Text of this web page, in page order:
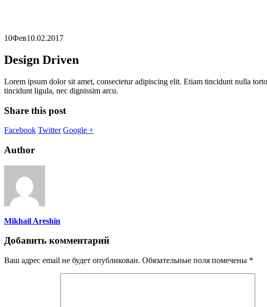
10Фев10.02.2017
Design Driven
Lorem ipsum dolor sit amet, consectetur adipiscing elit. Etiam tincidunt nulla
tincidunt ligula, nec dignissim arcu.
Share this post
Facebook Twitter Google +
Author
Mikhail Areshin
Добавить комментарий
Ваш адрес email не будет опубликован. Обязательные поля помечены *